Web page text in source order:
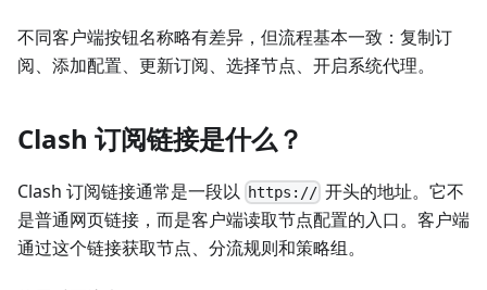
不同客户端按钮名称略有差异，但流程基本一致：复制订
阅、添加配置、更新订阅、选择节点、开启系统代理。
Clash 订阅链接是什么？
Clash 订阅链接通常是一段以 https:// 开头的地址。它不
是普通网页链接，而是客户端读取节点配置的入口。客户端
通过这个链接获取节点、分流规则和策略组。